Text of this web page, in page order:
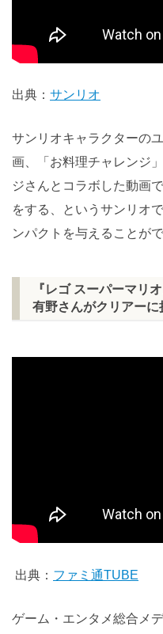
出典： サンリオ
サンリオキャラクターの
画、「お料理チャレンジ
ジさんとコラボした動画
をする、というサンリオ
ンパクトを与えることがで
『レゴ スーパーマリ
有野さんがクリアーに
出典： ファミ通TUBE
ゲーム・エンタメ総合メ